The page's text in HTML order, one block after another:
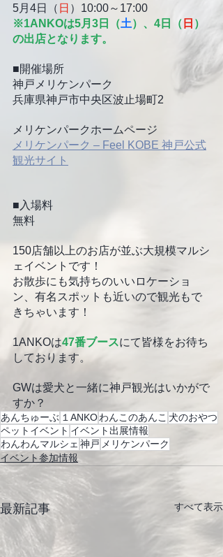
5月4日（ 日 ）10:00～17:00
※1ANKOは5月3日（土）、4日（ 日 ）
の出店となります。
■開催場所
神戸メリケンパーク
兵庫県神戸市中央区波止場町2
メリケンパークホームページ
メリケンパーク – Feel KOBE 神戸公式
観光サイト
■入場料
無料
150店舗以上のお店が並ぶ大規模マルシ
ェイベントです！
お散歩にも気持ちのいいロケーショ
ン、有名スポットも近いので観光もで
きちゃいます！
1ANKOは47番ブースにて皆様をお待ち
しております。
GWは愛犬と一緒に神戸観光はいかがで
すか？
あんちゅーぶ １ANKOわんこのあんこ 犬のおやつ
ペットイベント イベント出展情報
わんわんマルシェ 神戸 メリケンパーク
イベント参加情報
最新記事 すべて表示